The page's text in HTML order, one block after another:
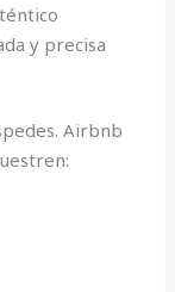
y precisa
Airbnb